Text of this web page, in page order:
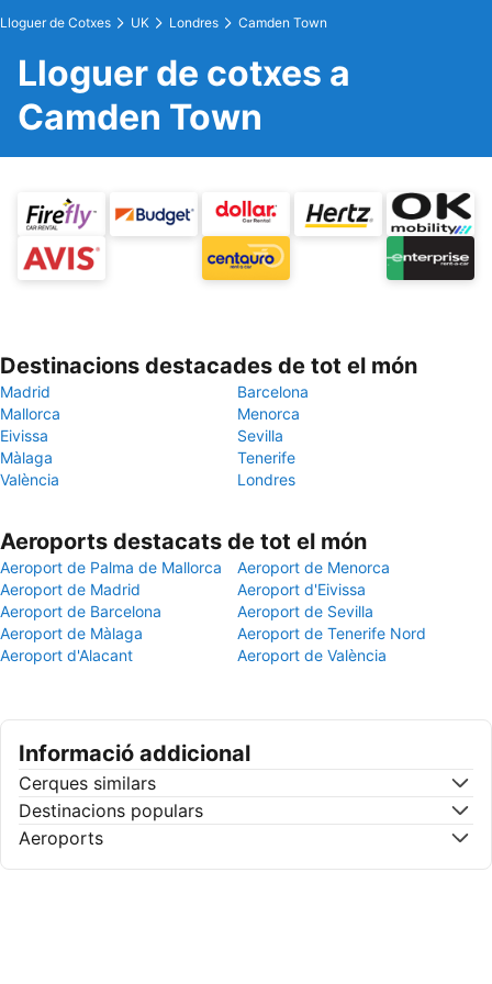
Lloguer de Cotxes UK Londres Camden Town
Lloguer de cotxes a
Camden Town
Destinacions destacades de tot el món
Madrid
Barcelona
Mallorca
Menorca
Eivissa
Sevilla
Màlaga
Tenerife
València
Londres
Aeroports destacats de tot el món
Aeroport de Palma de Mallorca
Aeroport de Menorca
Aeroport de Madrid
Aeroport d'Eivissa
Aeroport de Barcelona
Aeroport de Sevilla
Aeroport de Màlaga
Aeroport de Tenerife Nord
Aeroport d'Alacant
Aeroport de València
Informació addicional
Cerques similars
Destinacions populars
Aeroports